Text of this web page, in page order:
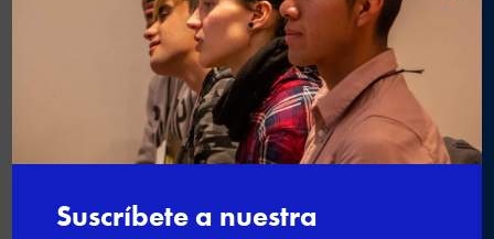
Buscar
Últimas noticias
Nuevo curso de gestión administrativa y
Ciberseguridad para el empleo: una